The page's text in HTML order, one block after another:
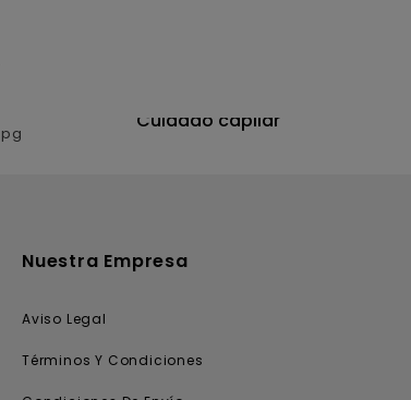
Cuidado capilar
Nuestra Empresa
Aviso Legal
Términos Y Condiciones